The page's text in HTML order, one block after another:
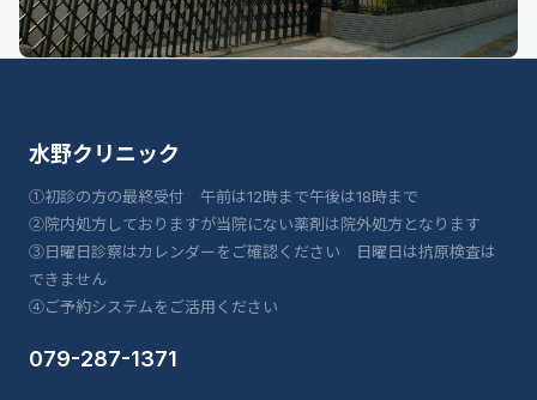
水野クリニック
①初診の方の最終受付 午前は12時まで午後は18時まで
②院内処方しておりますが当院にない薬剤は院外処方となります
③日曜日診察はカレンダーをご確認ください 日曜日は抗原検査は
できません
④ご予約システムをご活用ください
079-287-1371